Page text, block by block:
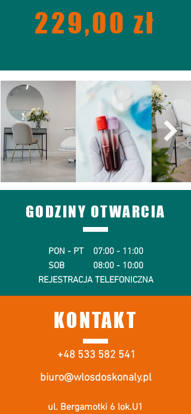
229,00 zł
GODZINY OTWARCIA
PON - PT 07:00 - 11:00
SOB 08:00 - 10:00
REJESTRACJA TELEFONICZNA
KONTAKT
+48 533 582 541
biuro@wlosdoskonaly.pl
ul. Bergamotki 6 lok.U1